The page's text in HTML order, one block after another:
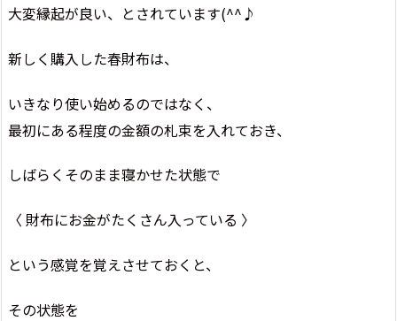
大変縁起が良い、とされています(^^♪
新しく購入した春財布は、
いきなり使い始めるのではなく、
最初にある程度の金額の札束を入れておき、
しばらくそのまま寝かせた状態で
〈 財布にお金がたくさん入っている 〉
という感覚を覚えさせておくと、
その状態を